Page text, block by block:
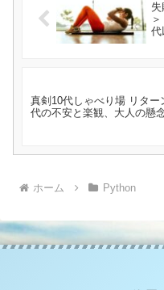
代
真剣10代しゃべり場 リター
代の不安と楽観、大人の懸
ホーム Python